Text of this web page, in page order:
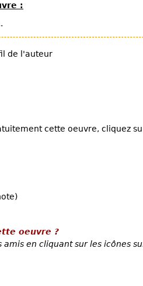
:
de l'auteur
cette oeuvre, cliquez
oeuvre ?
amis en cliquant sur les icônes